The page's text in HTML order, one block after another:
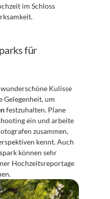
im Schloss
für
Kulisse
festzuhalten. Plane
ein und arbeite
zusammen,
kennt. Auch
können sehr
Hochzeitsreportage